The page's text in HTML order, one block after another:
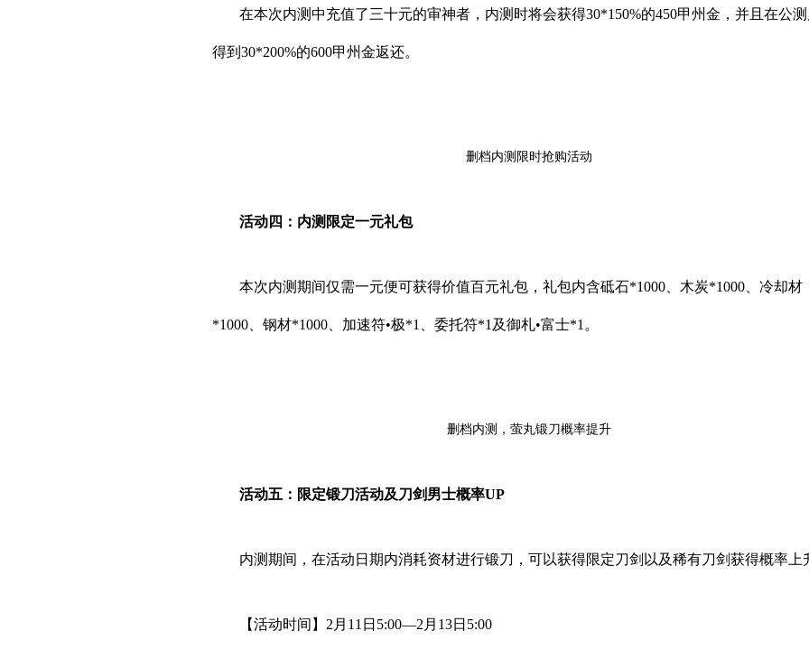
在本次内测中充值了三十元的审神者，内测时将会获得30*150%的450甲州金，并且在公
得到30*200%的600甲州金返还。
删档内测限时抢购活动
活动四：内测限定一元礼包
本次内测期间仅需一元便可获得价值百元礼包，礼包内含砥石*1000、木炭*1000、冷却材
*1000、钢材*1000、加速符•极*1、委托符*1及御札•富士*1。
删档内测，萤丸锻刀概率提升
活动五：限定锻刀活动及刀剑男士概率UP
内测期间，在活动日期内消耗资材进行锻刀，可以获得限定刀剑以及稀有刀剑获得概率上
【活动时间】2月11日5:00—2月13日5:00